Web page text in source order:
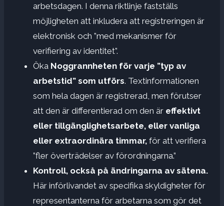
arbetsdagen. I denna riktlinje fastställs
möjligheten att inkludera att registreringen är
elektronisk och ”med mekanismer för
verifiering av identitet”.
Öka Noggrannheten för varje ”typ av
arbetstid” som utförs. Textinformationen
som hela dagen är registrerad, men förutser
att den är differentierad om den är effektivt
eller tillgänglighetsarbete, eller vanliga
eller extraordinära timmar, för att verifiera
”fler överträdelser av förordningarna.”
Kontroll, också på ändringarna av sätena.
Här införlivandet av specifika skyldigheter för
representanterna för arbetarna som gör det